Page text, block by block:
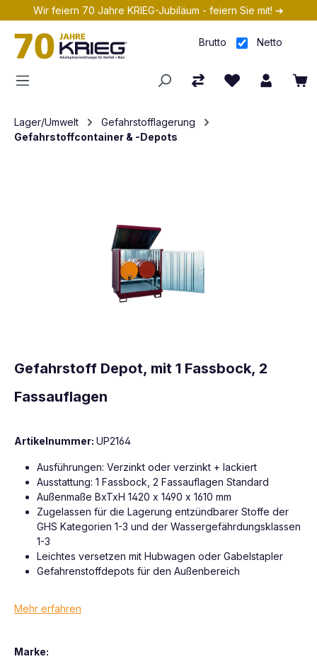
Zum Hauptinhalt springen
Wir feiern 70 Jahre KRIEG-Jubiläum - feiern Sie mit! ➔
Brutto Netto
Lager/Umwelt
Gefahrstofflagerung
Gefahrstoffcontainer & -Depots
Gefahrstoff Depot, mit 1 Fassbock, 2
Fassauflagen
Artikelnummer: UP2164
Ausführungen: Verzinkt oder verzinkt + lackiert
Ausstattung: 1 Fassbock, 2 Fassauflagen Standard
Außenmaße BxTxH 1420 x 1490 x 1610 mm
Zugelassen für die Lagerung entzündbarer Stoffe der
GHS Kategorien 1-3 und der Wassergefährdungsklassen
1-3
Leichtes versetzen mit Hubwagen oder Gabelstapler
Gefahrenstoffdepots für den Außenbereich
Mehr erfahren
Marke: